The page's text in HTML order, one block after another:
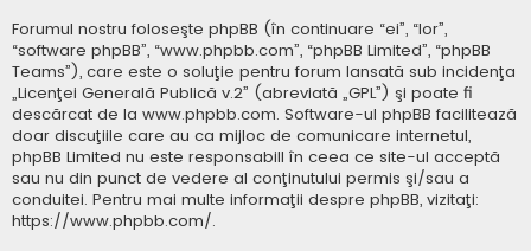
Forumul nostru foloseşte phpBB (în continuare “ei”, “lor”,
“software phpBB”, “www.phpbb.com”, “phpBB Limited”, “phpBB
Teams”), care este o soluţie pentru forum lansată sub incidenţa
„Licenţei Generală Publică v.2” (abreviată „GPL”) şi poate fi
descărcat de la www.phpbb.com. Software-ul phpBB facilitează
doar discuţiile care au ca mijloc de comunicare internetul,
phpBB Limited nu este responsabill în ceea ce site-ul acceptă
sau nu din punct de vedere al conţinutului permis şi/sau a
conduitei. Pentru mai multe informaţii despre phpBB, vizitaţi:
https://www.phpbb.com/.